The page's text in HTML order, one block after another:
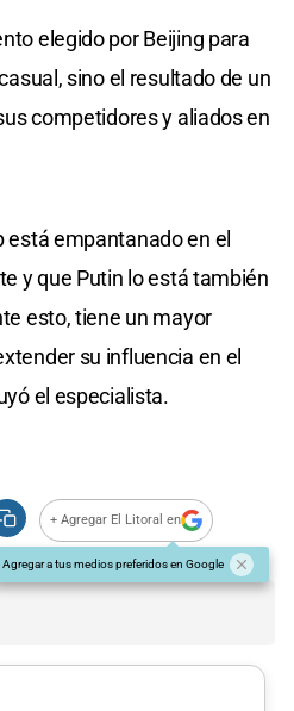
elegido por Beijing para
sino el resultado de un
competidores y aliados en
está empantanado en el
y que Putin lo está también
esto, tiene un mayor
su influencia en el
el especialista.
+ Agregar El Litoral en
Agregar a tus medios preferidos en Google